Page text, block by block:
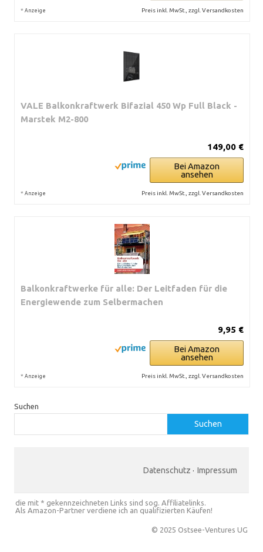
* Anzeige Preis inkl. MwSt., zzgl. Versandkosten
VALE Balkonkraftwerk Bifazial 450 Wp Full Black -
Marstek M2-800
149,00 €
Bei Amazon
ansehen
* Anzeige Preis inkl. MwSt., zzgl. Versandkosten
Balkonkraftwerke für alle: Der Leitfaden für die
Energiewende zum Selbermachen
9,95 €
Bei Amazon
ansehen
* Anzeige Preis inkl. MwSt., zzgl. Versandkosten
Suchen
Suchen
Datenschutz · Impressum
die mit * gekennzeichneten Links sind sog. Affiliatelinks.
Als Amazon-Partner verdiene ich an qualifizierten Käufen!
© 2025 Ostsee-Ventures UG